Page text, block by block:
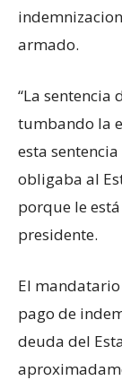
armado.
“La sentencia
tumbando la
esta
obligaba al
porque le
presidente.
El
pago de
deuda del